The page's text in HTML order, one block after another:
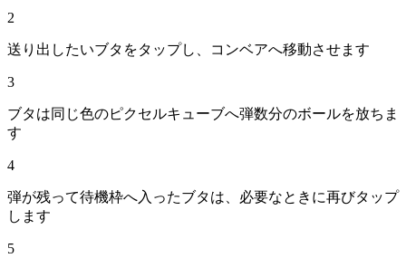
2
送り出したいブタをタップし、コンベアへ移動させます
3
ブタは同じ色のピクセルキューブへ弾数分のボールを放ちま
す
4
弾が残って待機枠へ入ったブタは、必要なときに再びタップ
します
5